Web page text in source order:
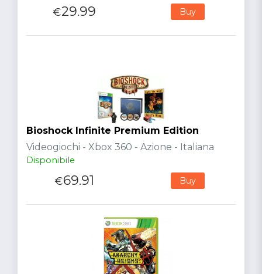
€29.99 Buy
Bioshock Infinite Premium Edition
Videogiochi - Xbox 360 - Azione - Italiana
Disponibile
€69.91 Buy